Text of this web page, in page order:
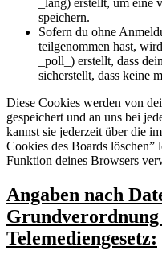
_lang) erstellt, um
speichern.
Sofern du ohne
teilgenommen hast,
_poll_) erstellt, dass
sicherstellt, dass keine
Diese Cookies werden von
gespeichert und an uns bei
kannst sie jederzeit über die
Cookies des Boards löschen”
Funktion deines Browsers
Angaben nach
Grundverordnung
Telemediengesetz: